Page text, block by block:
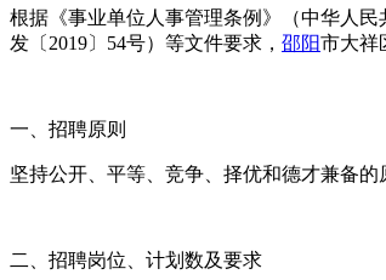
根据《事业单位人事管理条例》（中华人民
发〔2019〕54号）等文件要求， 邵阳市大祥
一、招聘原则
坚持公开、平等、竞争、择优和德才兼备的
二、招聘岗位、计划数及要求